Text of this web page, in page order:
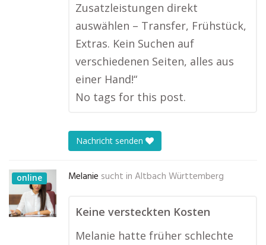
Zusatzleistungen direkt
auswählen – Transfer, Frühstück,
Extras. Kein Suchen auf
verschiedenen Seiten, alles aus
einer Hand!“
No tags for this post.
Nachricht senden
online Melanie sucht in Altbach Württemberg
Keine versteckten Kosten
Melanie hatte früher schlechte